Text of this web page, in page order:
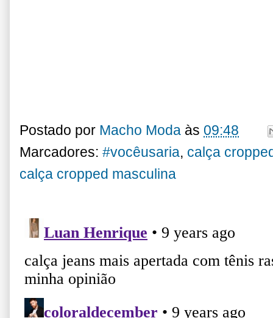
Postado por Macho Moda às 09:48
Marcadores: #vocêusaria, calça
calça cropped masculina